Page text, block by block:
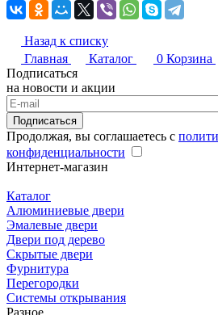
Назад к списку
Главная
Каталог 0 Корзина
Подписаться
на новости и акции
Подписаться
Продолжая, вы соглашаетесь с
конфиденциальности
Интернет-магазин
Каталог
Алюминиевые двери
Эмалевые двери
Двери под дерево
Скрытые двери
Фурнитура
Перегородки
Системы открывания
Разное